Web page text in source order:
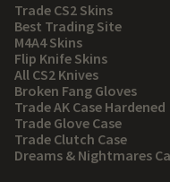
Trade CS2 Skins
Best Trading Site
M4A4 Skins
Flip Knife Skins
All CS2 Knives
Broken Fang Gloves
Trade AK Case Hardened
Trade Glove Case
Trade Clutch Case
Dreams & Nightmares